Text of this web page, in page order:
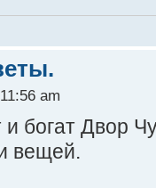
am
и богат Двор
вещей.